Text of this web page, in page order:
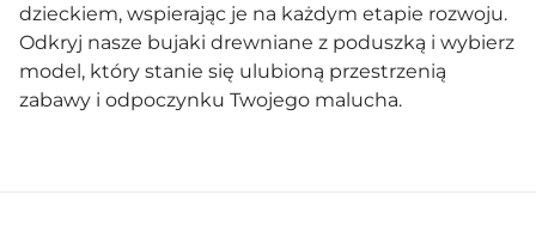
dzieckiem, wspierając je na każdym etapie rozwoju.
Odkryj nasze bujaki drewniane z poduszką i wybierz
model, który stanie się ulubioną przestrzenią
zabawy i odpoczynku Twojego malucha.